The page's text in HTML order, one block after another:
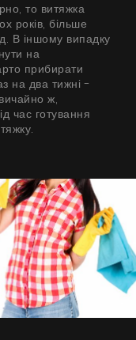
то витяжка
років, більше
В іншому випадку
на
прибирати
на два тижні -
ж,
час готування